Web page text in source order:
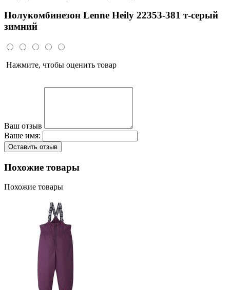
Полукомбинезон Lenne Heily 22353-381 т-серый
зимний
Нажмите, чтобы оценить товар
Ваш отзыв
Ваше имя:
Оставить отзыв
Похожие товары
Похожие товары